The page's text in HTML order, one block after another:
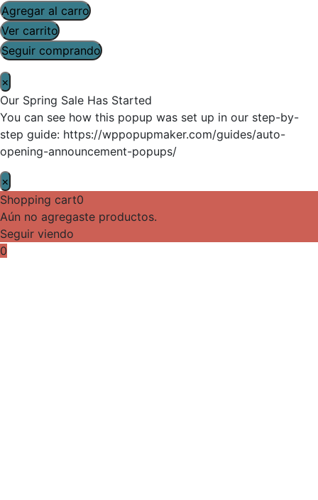
Agregar al carro
Ver carrito
Seguir comprando
×
Our Spring Sale Has Started
You can see how this popup was set up in our step-by-
step guide: https://wppopupmaker.com/guides/auto-
opening-announcement-popups/
×
Shopping cart0
Aún no agregaste productos.
Seguir viendo
0